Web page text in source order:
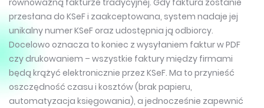
przesłana do KSeF i zaakceptowana, system nadaje jej
unikalny numer KSeF oraz udostępnia ją odbiorcy.
Docelowo oznacza to koniec z wysyłaniem faktur w PDF
czy drukowaniem – wszystkie faktury między firmami
będą krążyć elektronicznie przez KSeF. Ma to przynieść
oszczędność czasu i kosztów (brak papieru,
automatyzacja księgowania), a jednocześnie zapewnić